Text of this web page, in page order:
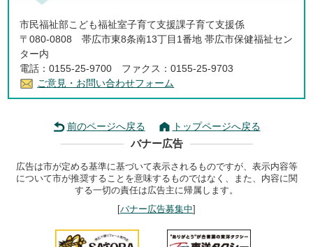
市民福祉部こども福祉室子育て支援課子育て支援係
〒080-0808 帯広市東8条南13丁目1番地 帯広市保健福祉セン
ター内
電話：0155-25-9700 ファクス：0155-25-9703
ご意見・お問い合わせフォーム
前のページへ戻る トップページへ戻る
バナー広告
広告は市が定める基準に基づいて表示されるものですが、表示内容等
について市が推奨することを意味するものではなく、また、内容に関
する一切の責任は広告主に帰属します。
[バナー広告募集中]